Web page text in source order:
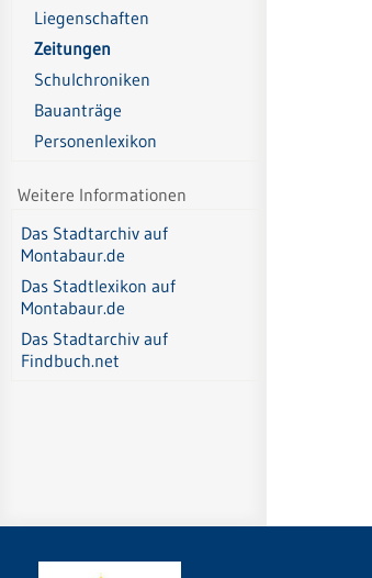
Liegenschaften
Zeitungen
Schulchroniken
Bauanträge
Personenlexikon
Weitere Informationen
Das Stadtarchiv auf
Montabaur.de
Das Stadtlexikon auf
Montabaur.de
Das Stadtarchiv auf
Findbuch.net